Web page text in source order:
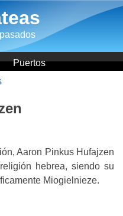
Puertos
Aaron Pinkus Hufajzen
hebrea, siendo su
Miogielnieze.